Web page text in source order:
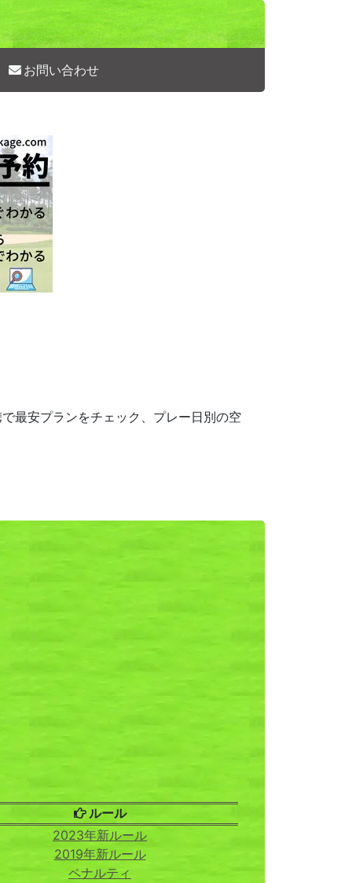
お問い合わせ
最安プランをチェック、プレー日別の空
ルール
2023年新ルール
2019年新ルール
ペナルティ